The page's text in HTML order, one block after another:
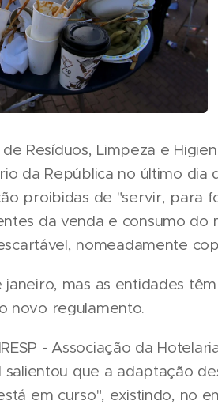
Resíduos, Limpeza e
da República no último dia
proibidas de "servir, para
da venda e consumo do
nomeadamente
mas as entidades
novo regulamento.
- Associação da
que a adaptação
em curso", existindo, no